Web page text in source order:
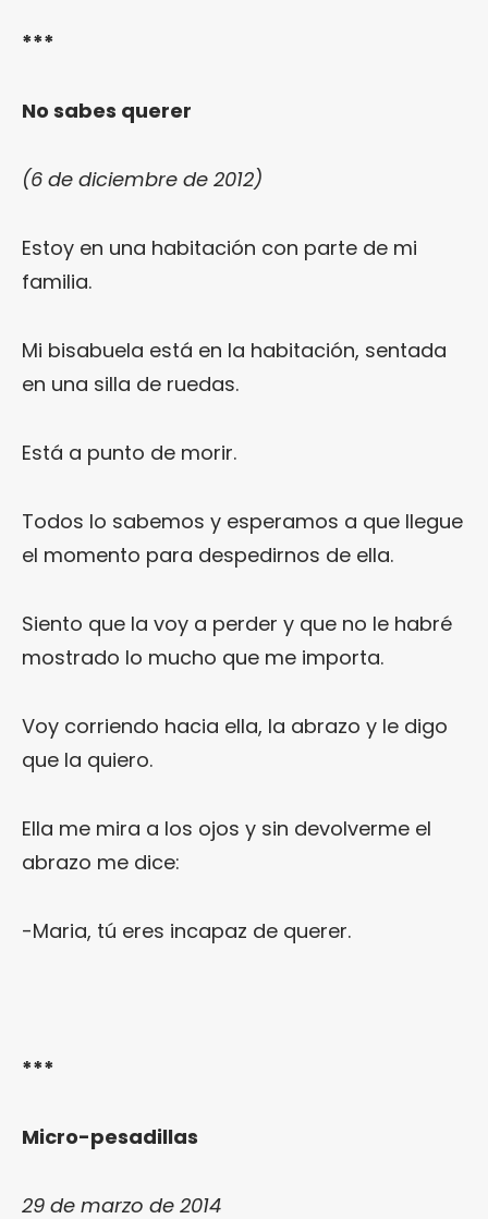
***
No sabes querer
(6 de diciembre de 2012)
Estoy en una habitación con parte de mi
familia.
Mi bisabuela está en la habitación, sentada
en una silla de ruedas.
Está a punto de morir.
Todos lo sabemos y esperamos a que llegue
el momento para despedirnos de ella.
Siento que la voy a perder y que no le habré
mostrado lo mucho que me importa.
Voy corriendo hacia ella, la abrazo y le digo
que la quiero.
Ella me mira a los ojos y sin devolverme el
abrazo me dice:
-Maria, tú eres incapaz de querer.
***
Micro-pesadillas
29 de marzo de 2014